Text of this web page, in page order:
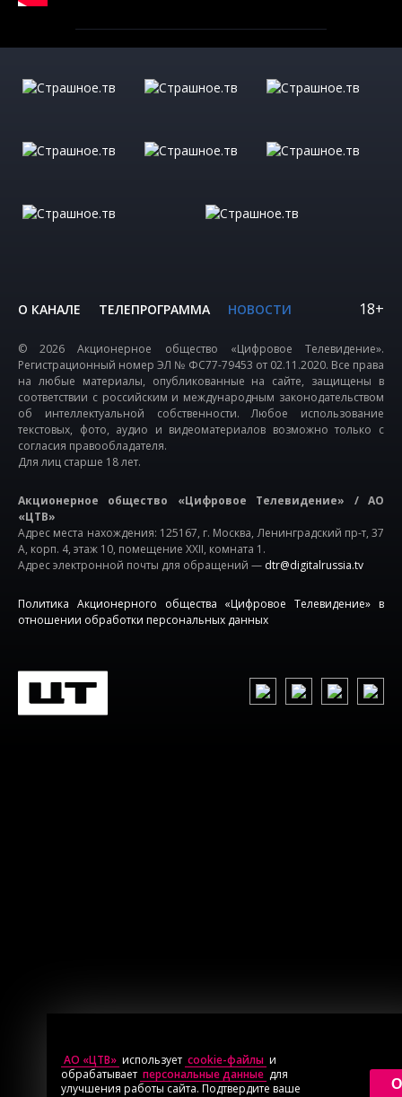
О КАНАЛЕ ТЕЛЕПРОГРАММА НОВОСТИ 18+
© 2026 Акционерное общество «Цифровое Телевидение».
Регистрационный номер ЭЛ № ФС77-79453 от 02.11.2020. Все права
на любые материалы, опубликованные на сайте, защищены в
соответствии с российским и международным законодательством
об интеллектуальной собственности. Любое использование
текстовых, фото, аудио и видеоматериалов возможно только с
согласия правообладателя.
Для лиц старше 18 лет.
Акционерное общество «Цифровое Телевидение» / АО
«ЦТВ»
Адрес места нахождения: 125167, г. Москва, Ленинградский пр-т, 37
А, корп. 4, этаж 10, помещение XXII, комната 1.
Адрес электронной почты для обращений — dtr@digitalrussia.tv
Политика Акционерного общества «Цифровое Телевидение» в
отношении обработки персональных данных
АО «ЦТВ» использует cookie-файлы и
обрабатывает персональные данные для
улучшения работы сайта. Подтвердите ваше